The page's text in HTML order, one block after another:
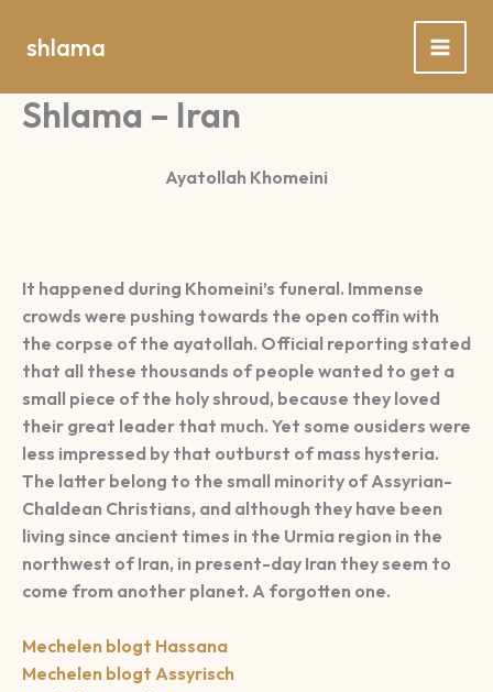
naar
inhoud
shlama
Shlama – Iran
Ayatollah Khomeini
It happened during Khomeini’s funeral. Immense
crowds were pushing towards the open coffin with
the corpse of the ayatollah. Official reporting stated
that all these thousands of people wanted to get a
small piece of the holy shroud, because they loved
their great leader that much. Yet some ousiders were
less impressed by that outburst of mass hysteria.
The latter belong to the small minority of Assyrian-
Chaldean Christians, and although they have been
living since ancient times in the Urmia region in the
northwest of Iran, in present-day Iran they seem to
come from another planet. A forgotten one.
Mechelen blogt Hassana
Mechelen blogt Assyrisch